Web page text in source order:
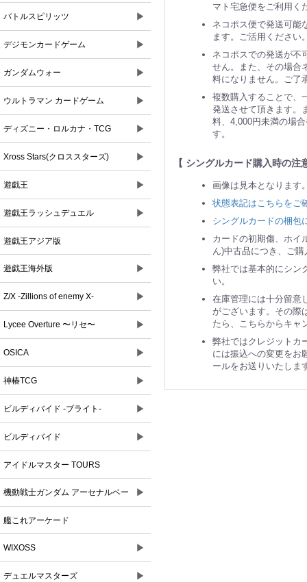
バトルスピリッツ ▶
デジモンカードゲーム ▶
ガンダムウォー ▶
ウルトラマン カードゲーム ▶
ディズニー・ロルカナ・TCG ▶
Xross Stars(クロススターズ) ▶
遊戯王 ▶
遊戯王ラッシュデュエル ▶
遊戯王アジア版
遊戯王海外版 ▶
Z/X -Zillions of enemy X- ▶
Lycee Overture 〜リセ〜 ▶
OSICA ▶
神椿TCG ▶
ビルディバイド -ブライト- ▶
ビルディバイド ▶
アイドルマスター TOURS
機動戦士ガンダム アーセナルベー
ス
▶
艦これアーケード
WIXOSS ▶
デュエルマスターズ ▶
マト宅急便をご利用く
ネコポス便で発送可能
ます。ご活用ください
ネコポスでの発送が不
せん。また、その場合
料になりません。ご了
複数購入することで、
発送させて頂きます。
料、4,000円未満の場
す。
【 シングルカード購入時の注
画像は見本となります
状態表記はこちらをご
シングルカードの梱包
カードの初期傷、ホイ
ん)中古品につき、ご
弊社では基本的にシン
い。
在庫管理には十分留意
がございます。その際
たら、こちらからキャ
弊社ではクレジットカ
には振込への変更をお
ールをお送りいたしま